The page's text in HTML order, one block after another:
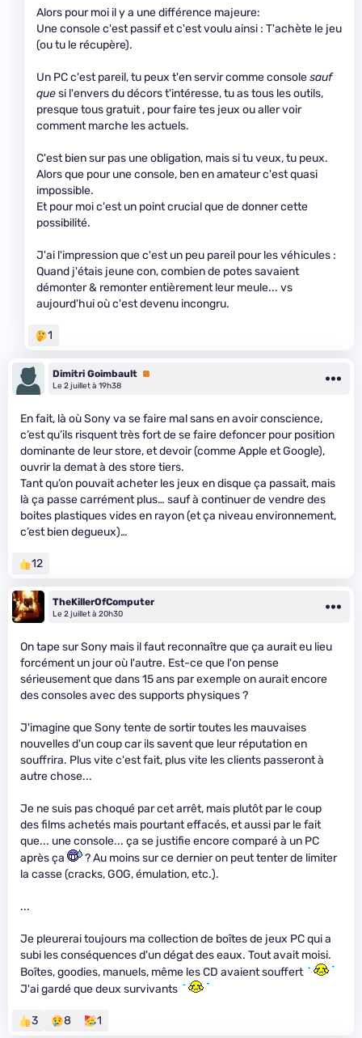
Alors pour moi il y a une différence majeure:
Une console c'est passif et c'est voulu ainsi : T'achète le jeu
(ou tu le récupère).
Un PC c'est pareil, tu peux t'en servir comme consolesauf
quesi l'envers du décors t'intéresse, tu as tous les outils,
presque tous gratuit , pour faire tes jeux ou aller voir
comment marche les actuels.
C'est bien sur pas une obligation, mais si tu veux, tu peux.
Alors que pour une console, ben en amateur c'est quasi
impossible.
Et pour moi c'est un point crucial que de donner cette
possibilité.
J'ai l'impression que c'est un peu pareil pour les véhicules :
Quand j'étais jeune con, combien de potes savaient
démonter & remonter entièrement leur meule... vs
aujourd'hui où c'est devenu incongru.
1
Dimitri Goimbault Premium
Le 2 juillet à 19h38
En fait, là où Sony va se faire mal sans en avoir conscience,
c’est qu’ils risquent très fort de se faire defoncer pour position
dominante de leur store, et devoir (comme Apple et Google),
ouvrir la demat à des store tiers.
Tant qu’on pouvait acheter les jeux en disque ça passait, mais
là ça passe carrément plus… sauf à continuer de vendre des
boites plastiques vides en rayon (et ça niveau environnement,
c’est bien degueux)…
12
TheKillerOfComputer
Le 2 juillet à 20h30
On tape sur Sony mais il faut reconnaître que ça aurait eu lieu
forcément un jour où l'autre. Est-ce que l'on pense
sérieusement que dans 15 ans par exemple on aurait encore
des consoles avec des supports physiques ?
J'imagine que Sony tente de sortir toutes les mauvaises
nouvelles d'un coup car ils savent que leur réputation en
souffrira. Plus vite c'est fait, plus vite les clients passeront à
autre chose...
Je ne suis pas choqué par cet arrêt, mais plutôt par le coup
des films achetés mais pourtant effacés, et aussi par le fait
que... une console... ça se justifie encore comparé à un PC
après ça
? Au moins sur ce dernier on peut tenter de limiter
la casse (cracks, GOG, émulation, etc.).
...
Je pleurerai toujours ma collection de boîtes de jeux PC qui a
subi les conséquences d'un dégat des eaux. Tout avait moisi.
Boîtes, goodies, manuels, même les CD avaient souffert
J'ai gardé que deux survivants
3 8 1